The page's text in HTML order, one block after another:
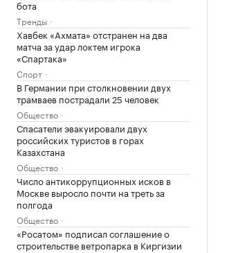
бота
Тренды
Хавбек «Ахмата» отстранен на два
матча за удар локтем игрока
«Спартака»
Спорт
В Германии при столкновении двух
трамваев пострадали 25 человек
Общество
Спасатели эвакуировали двух
российских туристов в горах
Казахстана
Общество
Число антикоррупционных исков в
Москве выросло почти на треть за
полгода
Общество
«Росатом» подписал соглашение о
строительстве ветропарка в Киргизии